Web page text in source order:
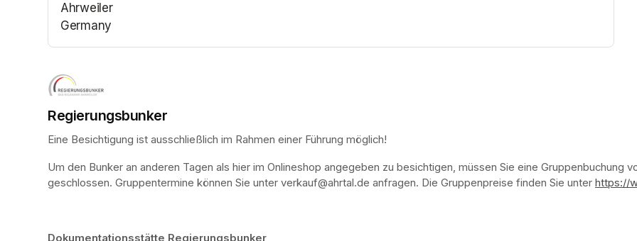
Ahrweiler
Germany
(opens in a new tab)
Regierungsbunker
Eine Besichtigung ist ausschließlich im Rahmen einer Führung möglich!
Um den Bunker an anderen Tagen als hier im Onlineshop angegeben zu besichtigen, müssen Sie eine Gruppenbuchung
geschlossen. Gruppentermine können Sie unter verkauf@ahrtal.de anfragen. Die Gruppenpreise finden Sie unter https://
Dokumentationsstätte Regierungsbunker